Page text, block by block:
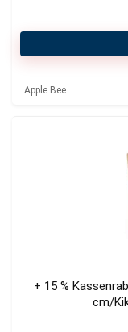
Apple Bee
+ 15 %
cm/